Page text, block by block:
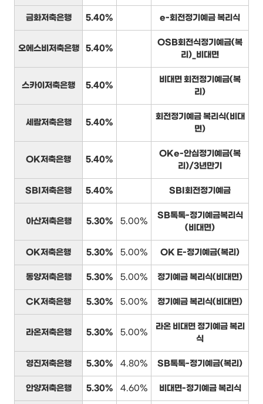
금화저축은행 5.40% e-회전정기예금 복리식
오에스비저축은행 5.40%
OSB회전식정기예금(복
리)_비대면
스카이저축은행 5.40%
비대면 회전정기예금(복
리)
세람저축은행 5.40%
회전정기예금 복리식(비대
면)
OK저축은행 5.40%
OKe-안심정기예금(복
리)/3년만기
SBI저축은행 5.40% SBI회전정기예금
아산저축은행 5.30% 5.00%
SB톡톡-정기예금복리식
(비대면)
OK저축은행 5.30% 5.00% OK E-정기예금(복리)
동양저축은행 5.30% 5.00% 정기예금 복리식(비대면)
CK저축은행 5.30% 5.00% 정기예금 복리식(비대면)
라온저축은행 5.30% 5.00%
라온 비대면 정기예금 복리
식
영진저축은행 5.30% 4.80% SB톡톡-정기예금(복리)
안양저축은행 5.30% 4.60% 비대면-정기예금 복리식